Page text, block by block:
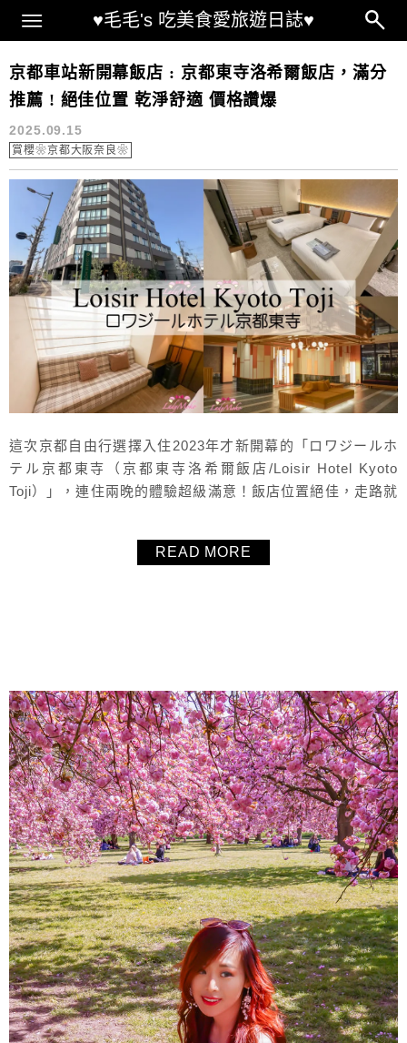
♥毛毛's 吃美食愛旅遊日誌♥
Main Menu
京都新開幕飯店
京都車站新開幕飯店 : 京都東寺洛希爾飯店，滿分
推薦 ! 絕佳位置 乾淨舒適 價格讚爆
2025.09.15
賞櫻❀京都大阪奈良❀
這次京都自由行選擇入住2023年才新開幕的「ロワジールホ
テル京都東寺（京都東寺洛希爾飯店/Loisir Hotel Kyoto
Toji）」，連住兩晚的體驗超級滿意！飯店位置絕佳，走路就
淨又舒適，床鋪好睡到一覺到天亮，還能自行調整室內溫
度，非常貼心。價格更是令人驚喜，櫻花季旺季也能符合小
READ MORE
About